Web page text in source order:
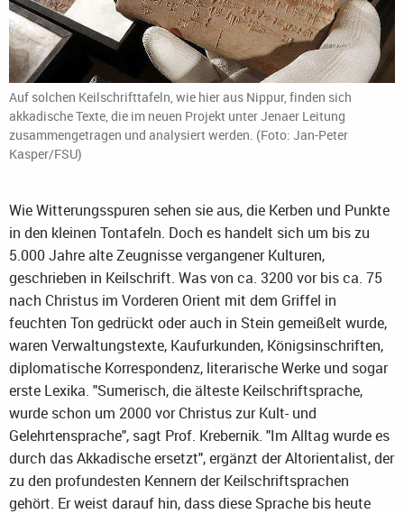
Auf solchen Keilschrifttafeln, wie hier aus Nippur, finden sich
akkadische Texte, die im neuen Projekt unter Jenaer Leitung
zusammengetragen und analysiert werden. (Foto: Jan-Peter
Kasper/FSU)
Wie Witterungsspuren sehen sie aus, die Kerben und Punkte
in den kleinen Tontafeln. Doch es handelt sich um bis zu
5.000 Jahre alte Zeugnisse vergangener Kulturen,
geschrieben in Keilschrift. Was von ca. 3200 vor bis ca. 75
nach Christus im Vorderen Orient mit dem Griffel in
feuchten Ton gedrückt oder auch in Stein gemeißelt wurde,
waren Verwaltungstexte, Kaufurkunden, Königsinschriften,
diplomatische Korrespondenz, literarische Werke und sogar
erste Lexika. "Sumerisch, die älteste Keilschriftsprache,
wurde schon um 2000 vor Christus zur Kult- und
Gelehrtensprache", sagt Prof. Krebernik. "Im Alltag wurde es
durch das Akkadische ersetzt", ergänzt der Altorientalist, der
zu den profundesten Kennern der Keilschriftsprachen
gehört. Er weist darauf hin, dass diese Sprache bis heute